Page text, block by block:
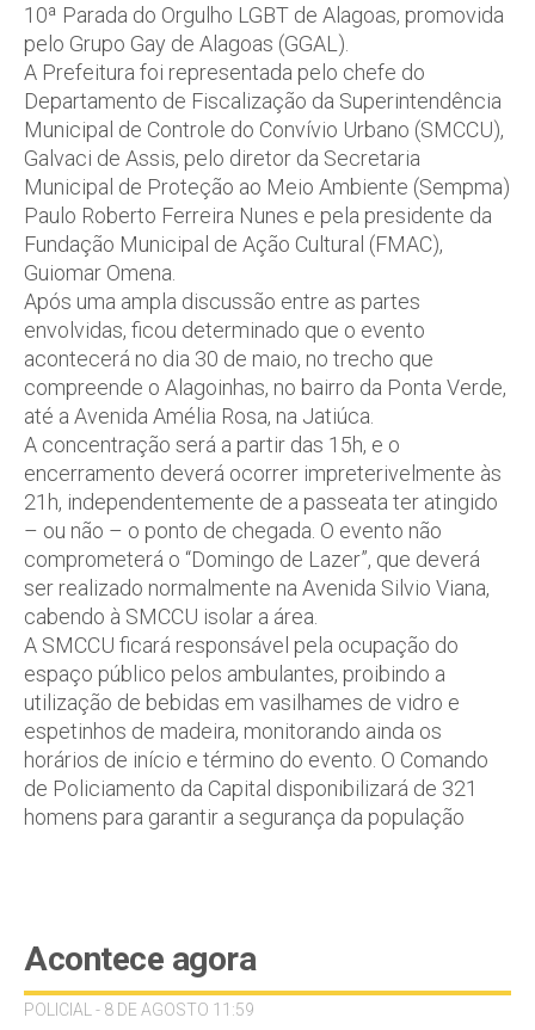
10ª Parada do Orgulho LGBT de Alagoas, promovida
pelo Grupo Gay de Alagoas (GGAL).
A Prefeitura foi representada pelo chefe do
Departamento de Fiscalização da Superintendência
Municipal de Controle do Convívio Urbano (SMCCU),
Galvaci de Assis, pelo diretor da Secretaria
Municipal de Proteção ao Meio Ambiente (Sempma)
Paulo Roberto Ferreira Nunes e pela presidente da
Fundação Municipal de Ação Cultural (FMAC),
Guiomar Omena.
Após uma ampla discussão entre as partes
envolvidas, ficou determinado que o evento
acontecerá no dia 30 de maio, no trecho que
compreende o Alagoinhas, no bairro da Ponta Verde,
até a Avenida Amélia Rosa, na Jatiúca.
A concentração será a partir das 15h, e o
encerramento deverá ocorrer impreterivelmente às
21h, independentemente de a passeata ter atingido
– ou não – o ponto de chegada. O evento não
comprometerá o “Domingo de Lazer”, que deverá
ser realizado normalmente na Avenida Silvio Viana,
cabendo à SMCCU isolar a área.
A SMCCU ficará responsável pela ocupação do
espaço público pelos ambulantes, proibindo a
utilização de bebidas em vasilhames de vidro e
espetinhos de madeira, monitorando ainda os
horários de início e término do evento. O Comando
de Policiamento da Capital disponibilizará de 321
homens para garantir a segurança da população
Acontece agora
POLICIAL - 8 DE AGOSTO 11:59